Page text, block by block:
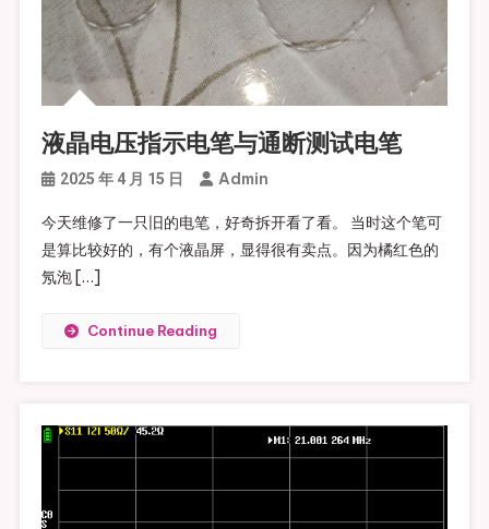
液晶电压指示电笔与通断测试电笔
2025 年 4 月 15 日 Admin
今天维修了一只旧的电笔，好奇拆开看了看。 当时这个笔可
是算比较好的，有个液晶屏，显得很有卖点。因为橘红色的
氖泡 […]
Continue Reading